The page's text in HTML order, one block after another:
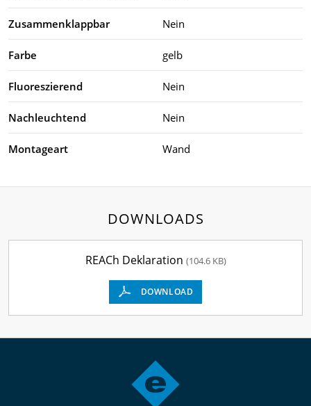
Zusammenklappbar Nein
Farbe gelb
Fluoreszierend Nein
Nachleuchtend Nein
Montageart Wand
DOWNLOADS
REACh Deklaration (104.6 KB)
DOWNLOAD